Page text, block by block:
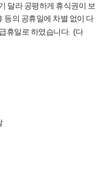
달라 공평하게 휴식권이 보
등의 공휴일에 차별 없이 다
휴일로 하였습니다. (다